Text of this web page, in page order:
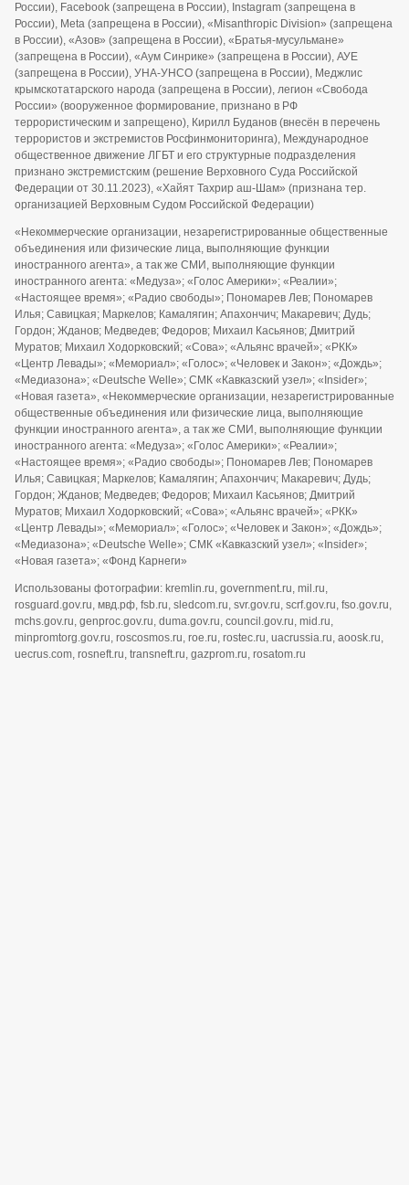
России), Facebook (запрещена в России), Instagram (запрещена в
России), Meta (запрещена в России), «Misanthropic Division» (запрещена
в России), «Азов» (запрещена в России), «Братья-мусульмане»
(запрещена в России), «Аум Синрике» (запрещена в России), АУЕ
(запрещена в России), УНА-УНСО (запрещена в России), Меджлис
крымскотатарского народа (запрещена в России), легион «Свобода
России» (вооруженное формирование, признано в РФ
террористическим и запрещено), Кирилл Буданов (внесён в перечень
террористов и экстремистов Росфинмониторинга), Международное
общественное движение ЛГБТ и его структурные подразделения
признано экстремистским (решение Верховного Суда Российской
Федерации от 30.11.2023), «Хайят Тахрир аш-Шам» (признана тер.
организацией Верховным Судом Российской Федерации)
«Некоммерческие организации, незарегистрированные общественные
объединения или физические лица, выполняющие функции
иностранного агента», а так же СМИ, выполняющие функции
иностранного агента: «Медуза»; «Голос Америки»; «Реалии»;
«Настоящее время»; «Радио свободы»; Пономарев Лев; Пономарев
Илья; Савицкая; Маркелов; Камалягин; Апахончич; Макаревич; Дудь;
Гордон; Жданов; Медведев; Федоров; Михаил Касьянов; Дмитрий
Муратов; Михаил Ходорковский; «Сова»; «Альянс врачей»; «РКК»
«Центр Левады»; «Мемориал»; «Голос»; «Человек и Закон»; «Дождь»;
«Медиазона»; «Deutsche Welle»; СМК «Кавказский узел»; «Insider»;
«Новая газета», «Некоммерческие организации, незарегистрированные
общественные объединения или физические лица, выполняющие
функции иностранного агента», а так же СМИ, выполняющие функции
иностранного агента: «Медуза»; «Голос Америки»; «Реалии»;
«Настоящее время»; «Радио свободы»; Пономарев Лев; Пономарев
Илья; Савицкая; Маркелов; Камалягин; Апахончич; Макаревич; Дудь;
Гордон; Жданов; Медведев; Федоров; Михаил Касьянов; Дмитрий
Муратов; Михаил Ходорковский; «Сова»; «Альянс врачей»; «РКК»
«Центр Левады»; «Мемориал»; «Голос»; «Человек и Закон»; «Дождь»;
«Медиазона»; «Deutsche Welle»; СМК «Кавказский узел»; «Insider»;
«Новая газета»; «Фонд Карнеги»
Использованы фотографии: kremlin.ru, government.ru, mil.ru,
rosguard.gov.ru, мвд.рф, fsb.ru, sledcom.ru, svr.gov.ru, scrf.gov.ru, fso.gov.ru,
mchs.gov.ru, genproc.gov.ru, duma.gov.ru, council.gov.ru, mid.ru,
minpromtorg.gov.ru, roscosmos.ru, roe.ru, rostec.ru, uacrussia.ru, aoosk.ru,
uecrus.com, rosneft.ru, transneft.ru, gazprom.ru, rosatom.ru